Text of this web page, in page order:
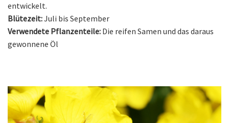
entwickelt.
Blütezeit:Juli bis September
Verwendete Pflanzenteile: Die reifen Samen und das daraus
gewonnene Öl